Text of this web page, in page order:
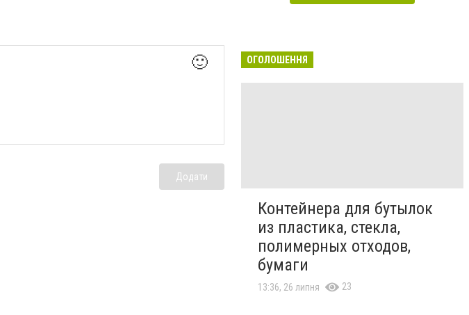
🙂
Додати
ОГОЛОШЕННЯ
Контейнера для бутылок
из пластика, стекла,
полимерных отходов,
бумаги
13:36, 26 липня 23